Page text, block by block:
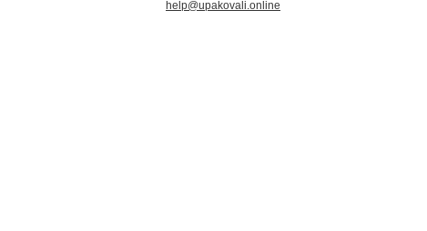
help@upakovali.online